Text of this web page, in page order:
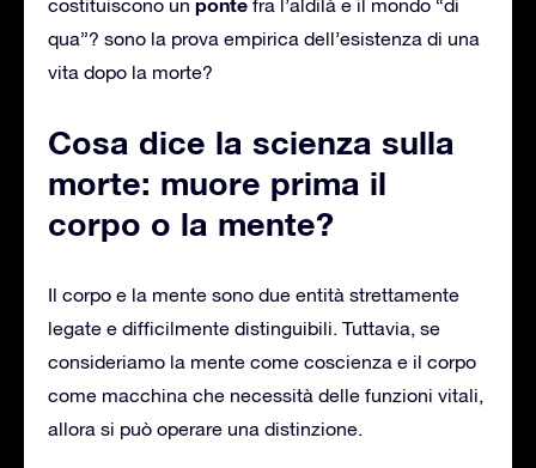
costituiscono un
fra l’aldilà e il mondo “di
qua”? sono la prova empirica dell’esistenza di una
vita dopo la morte?
Cosa dice la scienza sulla
morte: muore prima il
corpo o la mente?
Il corpo e la mente sono due entità strettamente
legate e difficilmente distinguibili. Tuttavia, se
consideriamo la mente come coscienza e il corpo
come macchina che necessità delle funzioni vitali,
allora si può operare una distinzione.